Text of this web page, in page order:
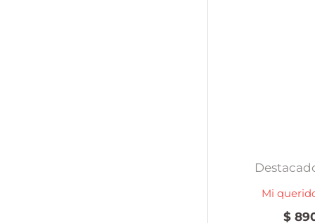
Mi
$